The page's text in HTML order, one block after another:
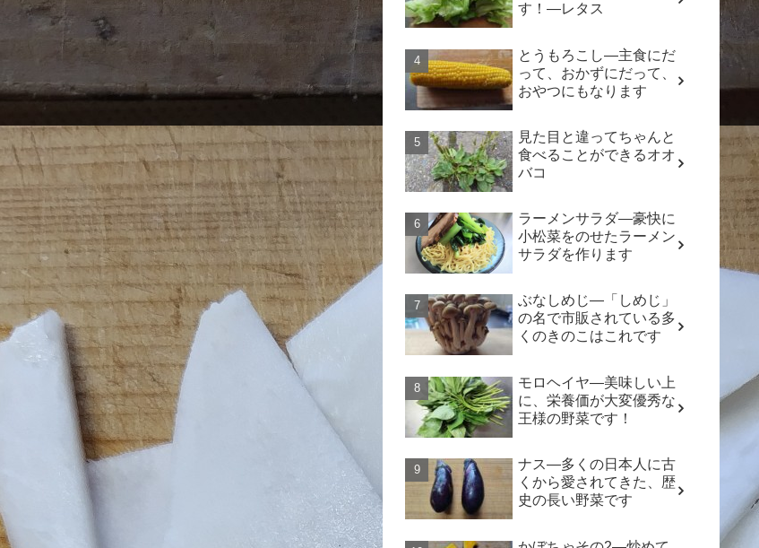
す！―レタス
とうもろこし―主食にだ
って、おかずにだって、
おやつにもなります
見た目と違ってちゃんと
食べることができるオオ
バコ
ラーメンサラダ―豪快に
小松菜をのせたラーメン
サラダを作ります
ぶなしめじ―「しめじ」
の名で市販されている多
くのきのこはこれです
モロヘイヤ―美味しい上
に、栄養価が大変優秀な
王様の野菜です！
ナス―多くの日本人に古
くから愛されてきた、歴
史の長い野菜です